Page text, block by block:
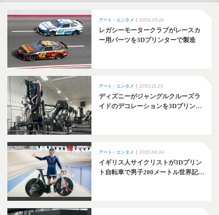
アート・エンタメ 2026.03.18
レガシーモータークラブがレースカ
ー用パーツを3Dプリンターで製造
アート・エンタメ 2025.12.25
ディズニーがジャングルクルーズラ
イドのデコレーションを3Dプリン…
アート・エンタメ 2025.08.30
イギリス人サイクリストが3Dプリン
ト自転車で男子200メートル世界記…